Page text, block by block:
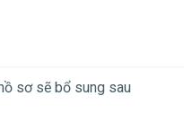
sơ sẽ bổ sung sau